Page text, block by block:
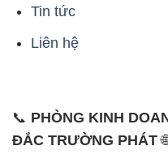
📞
PHÒNG KINH
ĐẮC TRƯỜNG PHÁT
- 028.3756.1835 -